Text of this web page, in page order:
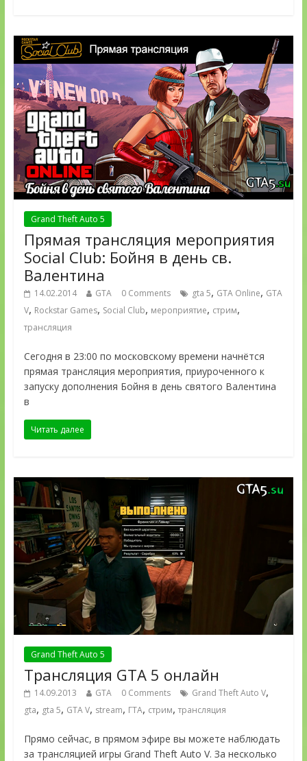
Grand Theft Auto 5
Прямая трансляция мероприятия
Social Club: Бойня в день св.
Валентина
14.02.2014 GTA 0 Comments gta 5, GTA Online, GTA
V, Rockstar Games, Social Club, мероприятие, стрим,
трансляция
Сегодня в 23:00 по московскому времени начнётся
прямая трансляция мероприятия, приуроченного к
запуску дополнения Бойня в день святого Валентина
в
Читать далее
Grand Theft Auto 5
Трансляция GTA 5 онлайн
14.09.2013 GTA 0 Comments Grand Theft Auto V,
gta, gta 5, GTA V, stream, ГТА, стрим, трансляция
Прямо сейчас, в прямом эфире вы можете наблюдать
за трансляцией игры Grand Theft Auto V. За несколько